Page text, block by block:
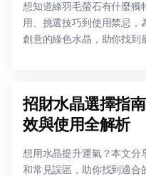
想知道綠羽毛螢石有什麼獨
用、挑選技巧到使用禁忌
創意的綠色水晶，助你找到
招財水晶選擇指
效與使用全解析
想用水晶提升運氣？本文分
和常見誤區，助你找到適合